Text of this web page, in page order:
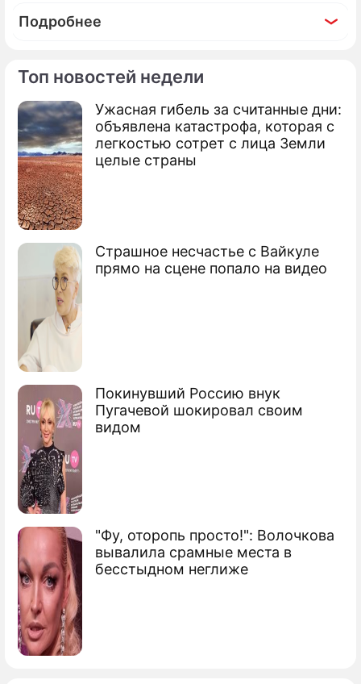
Топ новостей недели
Ужасная гибель за считанные дни:
объявлена катастрофа, которая с
легкостью сотрет с лица Земли
целые страны
Страшное несчастье с Вайкуле
прямо на сцене попало на видео
Покинувший Россию внук
Пугачевой шокировал своим
видом
"Фу, оторопь просто!": Волочкова
вывалила срамные места в
бесстыдном неглиже
Подробнее
По теме
Продолжение: Собянин
сообщил о скором открытии
Средняя индексация тарифов ЖКХ в
Москве будет ниже прогнозируемой
инфляции
мэр Москвы